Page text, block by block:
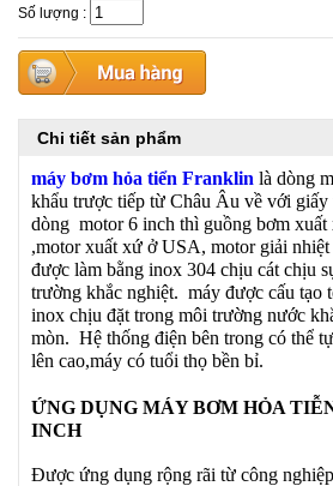
Số lượng :
Chi tiết sản phẩm
máy bơm hỏa tiển Franklin là dòng
khẩu trược tiếp từ Châu Âu về với
dòng motor 6 inch thì guồng bơm
,motor xuất xứ ở USA, motor giải
được làm bằng inox 304 chịu cát chịu
trường khắc nghiệt. máy được cấu tạo
inox chịu đặt trong môi trường nước
mòn. Hệ thống điện bên trong có thể
lên cao,máy có tuổi thọ bền bỉ.
ỨNG DỤNG MÁY BƠM HỎA
INCH
Được ứng dụng rộng rãi từ công